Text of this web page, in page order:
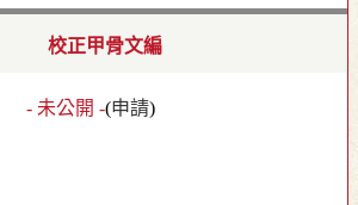
校正甲骨文編
- 未公開 -(申請)